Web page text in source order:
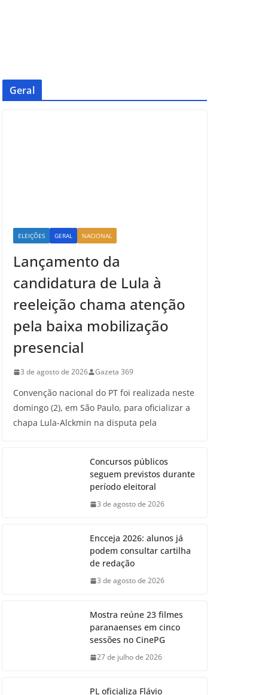
Geral
ELEIÇÕES GERAL NACIONAL
Lançamento da
candidatura de Lula à
reeleição chama atenção
pela baixa mobilização
presencial
3 de agosto de 2026 Gazeta 369
Convenção nacional do PT foi realizada neste
domingo (2), em São Paulo, para oficializar a
chapa Lula-Alckmin na disputa pela
Concursos públicos
seguem previstos durante
período eleitoral
3 de agosto de 2026
Encceja 2026: alunos já
podem consultar cartilha
de redação
3 de agosto de 2026
Mostra reúne 23 filmes
paranaenses em cinco
sessões no CinePG
27 de julho de 2026
PL oficializa Flávio